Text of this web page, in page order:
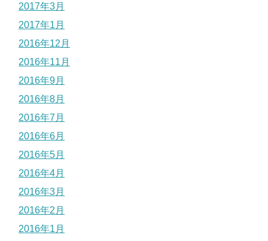
2017年3月
2017年1月
2016年12月
2016年11月
2016年9月
2016年8月
2016年7月
2016年6月
2016年5月
2016年4月
2016年3月
2016年2月
2016年1月